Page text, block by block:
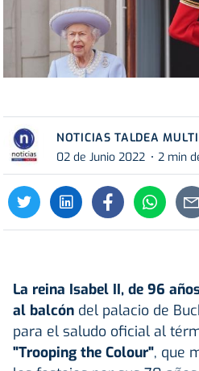
NOTICIAS TALDEA
02 de Junio 2022
2 min
La reina Isabel II, de 96
al balcón del palacio de
para el saludo oficial al
"Trooping the Colour", que